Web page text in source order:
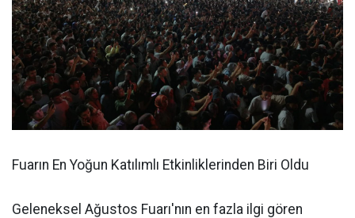
Fuarın En Yoğun Katılımlı Etkinliklerinden Biri Oldu
Geleneksel Ağustos Fuarı'nın en fazla ilgi gören